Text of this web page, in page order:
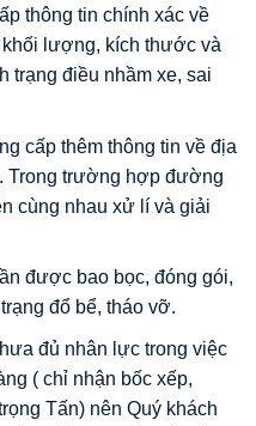
thông tin chính xác về
lượng, kích thước và
trạng điều nhầm xe, sai
cấp thêm thông tin về địa
Trong trường hợp đường
cùng nhau xử lí và giải
được bao bọc, đóng gói,
đổ bể, tháo vỡ.
đủ nhân lực trong việc
( chỉ nhận bốc xếp,
Tấn) nên Quý khách